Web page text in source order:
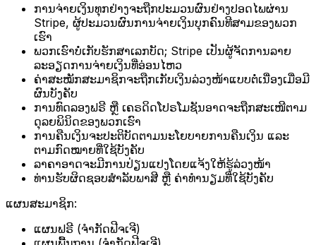
ການຈ່າຍເງິນທຸກຢ່າງຈະຖືກປະມວນຜົນຢ່າງປອດໄພຜ່ານ
Stripe, ຜູ້ປະມວນຜົນການຈ່າຍເງິນບຸກຄົນທີສາມຂອງພວກ
ເຮົາ
ພວກເຮົາບໍ່ເກັບຮັກສາເລກບັດ; Stripe ເປັນຜູ້ຈັດການລາຍ
ລະອຽດການຈ່າຍເງິນທີ່ອ່ອນໄຫວ
ຄ່າສະໝັກສະມາຊິກຈະຖືກເກັບເງິນລ່ວງໜ້າແບບຕໍ່ເນື່ອງເມື່ອມີ
ຜົນບັງຄັບ
ການທົດລອງຟຣີ ຫຼື ເຄຣດິດໂປຣໂມຊັນອາດຈະຖືກສະເໜີຕາມ
ດຸລຍພິນິດຂອງພວກເຮົາ
ການຄືນເງິນຈະປະຕິບັດຕາມນະໂຍບາຍການຄືນເງິນ ແລະ
ຕາມກົດໝາຍທີ່ໃຊ້ບັງຄັບ
ລາຄາອາດຈະມີການປ່ຽນແປງໂດຍແຈ້ງໃຫ້ຮູ້ລ່ວງໜ້າ
ທ່ານຮັບຜິດຊອບສຳລັບພາສີ ຫຼື ຄ່າທຳນຽມທີ່ໃຊ້ບັງຄັບ
ແຜນສະມາຊິກ:
ແຜນຟຣີ (ຈຳກັດຟີຈເຈີ)